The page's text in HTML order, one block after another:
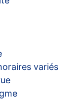
variés